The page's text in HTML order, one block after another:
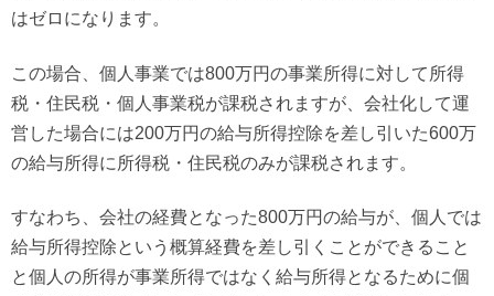
はゼロになります。
この場合、個人事業では800万円の事業所得に対して所得
税・住民税・個人事業税が課税されますが、会社化して運
営した場合には200万円の給与所得控除を差し引いた600万
の給与所得に所得税・住民税のみが課税されます。
すなわち、会社の経費となった800万円の給与が、個人では
給与所得控除という概算経費を差し引くことができること
と個人の所得が事業所得ではなく給与所得となるために個